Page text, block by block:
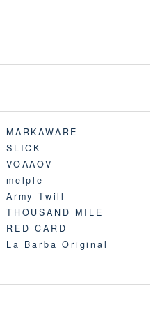
MARKAWARE
SLICK
VOAAOV
melple
Army Twill
THOUSAND MILE
RED CARD
La Barba Original